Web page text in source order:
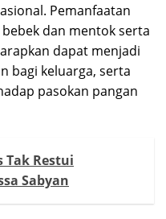
Pemanfaatan
dan mentok serta
dapat menjadi
bagi keluarga, serta
pasokan pangan
Tak Restui
Sabyan